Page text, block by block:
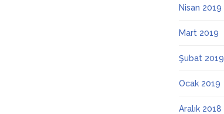
Nisan 2019
Mart 2019
Şubat 2019
Ocak 2019
Aralık 2018